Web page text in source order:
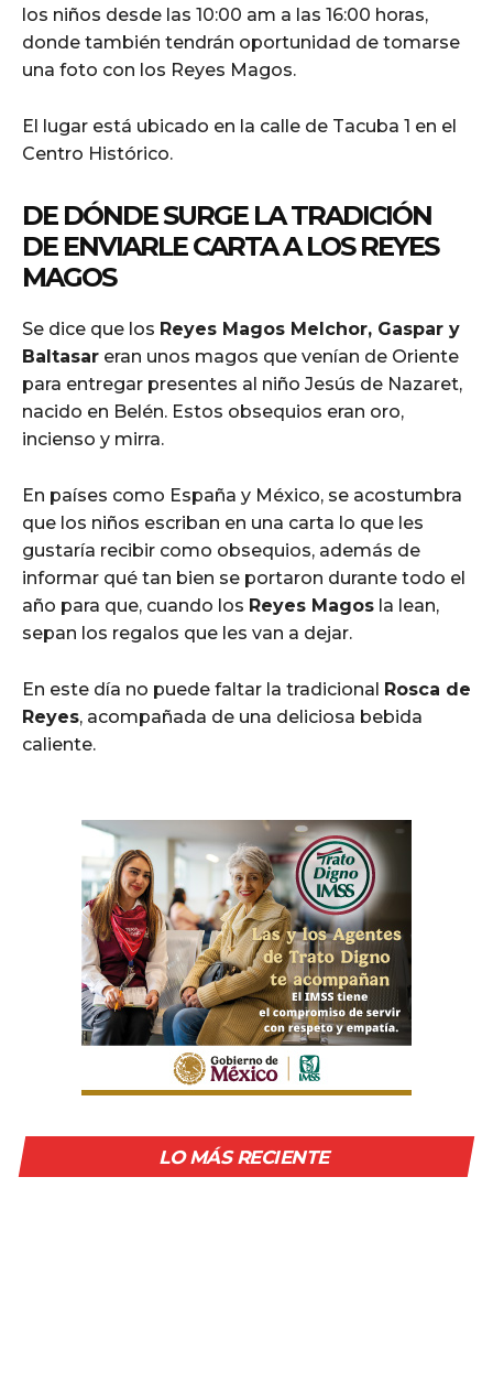
los niños desde las 10:00 am a las 16:00 horas,
donde también tendrán oportunidad de tomarse
una foto con los Reyes Magos.
El lugar está ubicado en la calle de Tacuba 1 en el
Centro Histórico.
DE DÓNDE SURGE LA TRADICIÓN
DE ENVIARLE CARTA A LOS REYES
MAGOS
Se dice que los Reyes Magos Melchor, Gaspar y
Baltasar eran unos magos que venían de Oriente
para entregar presentes al niño Jesús de Nazaret,
nacido en Belén. Estos obsequios eran oro,
incienso y mirra.
En países como España y México, se acostumbra
que los niños escriban en una carta lo que les
gustaría recibir como obsequios, además de
informar qué tan bien se portaron durante todo el
año para que, cuando los Reyes Magos la lean,
sepan los regalos que les van a dejar.
En este día no puede faltar la tradicional
Rosca de
Reyes, acompañada de una deliciosa bebida
caliente.
LO MÁS RECIENTE